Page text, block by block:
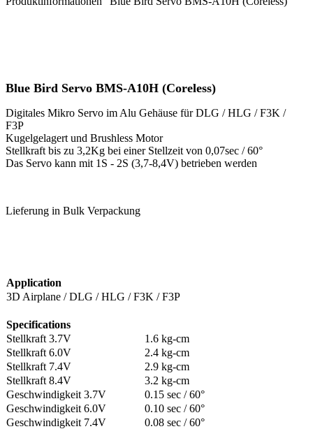
Blue Bird Servo BMS-A10H (Coreless)
Digitales Mikro Servo im Alu Gehäuse für DLG / HLG / F3K /
F3P
Kugelgelagert und Brushless Motor
Stellkraft bis zu 3,2Kg bei einer Stellzeit von 0,07sec / 60°
Das Servo kann mit 1S - 2S (3,7-8,4V) betrieben werden
Lieferung in Bulk Verpackung
Application
3D Airplane / DLG / HLG / F3K / F3P
Specifications
Stellkraft 3.7V
1.6 kg-cm
Stellkraft 6.0V
2.4 kg-cm
Stellkraft 7.4V
2.9 kg-cm
Stellkraft 8.4V
3.2 kg-cm
Geschwindigkeit 3.7V
0.15 sec / 60°
Geschwindigkeit 6.0V
0.10 sec / 60°
Geschwindigkeit 7.4V
0.08 sec / 60°